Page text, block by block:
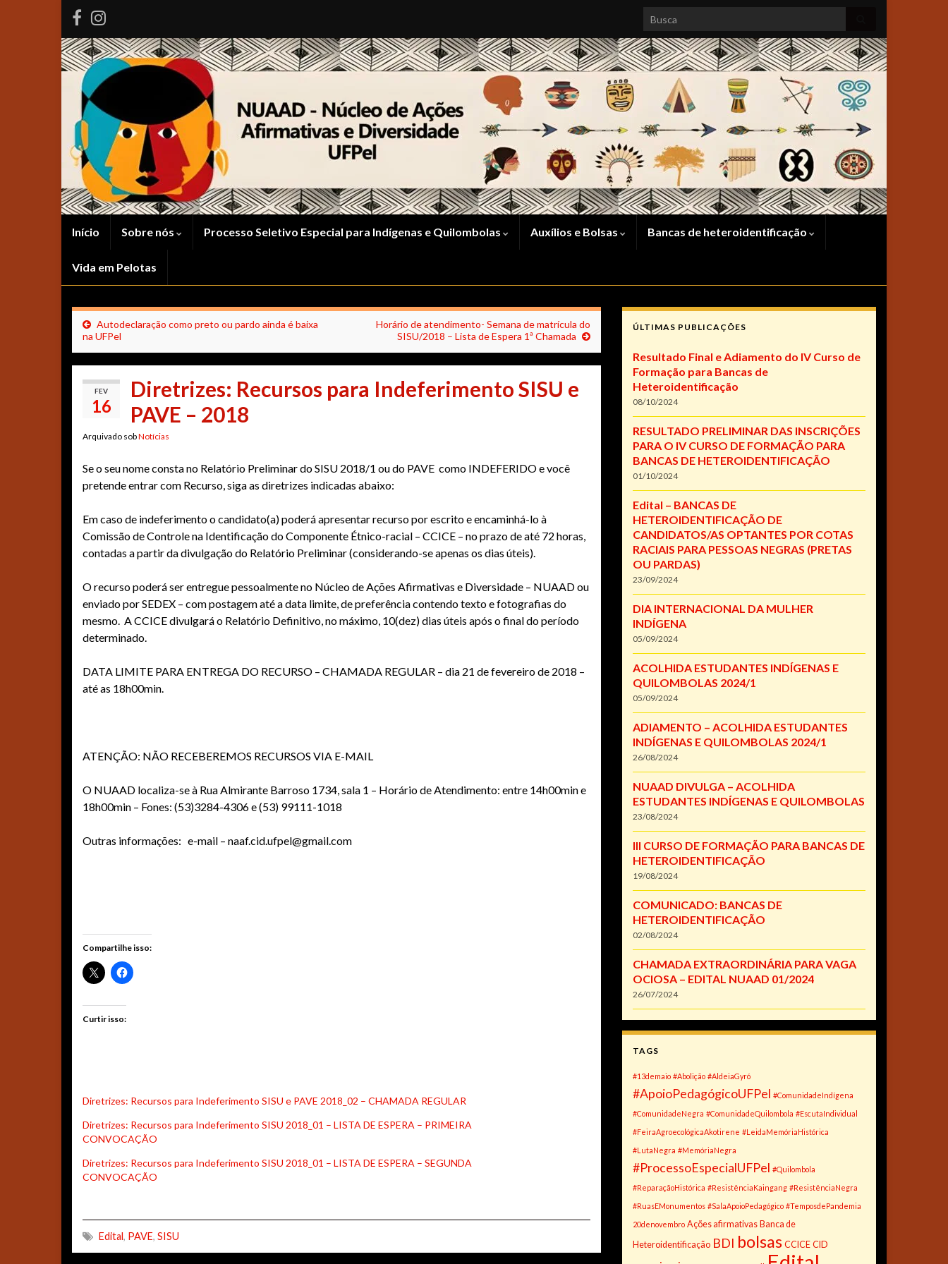
Search for:
Início Sobre nós Processo Seletivo Especial para Indígenas e Quilombolas Auxílios e Bolsas Bancas de heteroidentificação
Vida em Pelotas
Autodeclaração como preto ou pardo ainda é baixa
na UFPel
Horário de atendimento- Semana de matrícula do
SISU/2018 – Lista de Espera 1ª Chamada
FEV
16
Diretrizes: Recursos para Indeferimento SISU e
PAVE – 2018
Arquivado sobNotícias
Se o seu nome consta no Relatório Preliminar do SISU 2018/1 ou do PAVE como INDEFERIDO e você
pretende entrar com Recurso, siga as diretrizes indicadas abaixo:
Em caso de indeferimento o candidato(a) poderá apresentar recurso por escrito e encaminhá-lo à
Comissão de Controle na Identificação do Componente Étnico-racial – CCICE – no prazo de até 72 horas,
contadas a partir da divulgação do Relatório Preliminar (considerando-se apenas os dias úteis).
O recurso poderá ser entregue pessoalmente no Núcleo de Ações Afirmativas e Diversidade – NUAAD ou
enviado por SEDEX – com postagem até a data limite, de preferência contendo texto e fotografias do
mesmo. ​A CCICE divulgará o Relatório Definitivo, no máximo, 10(dez) dias úteis após​ o final do período
determinado.
DATA LIMITE PARA ENTREGA DO RECURSO – CHAMADA REGULAR – dia 21 de fevereiro de 2018 –
até as 18h00min.
ATENÇÃO: NÃO RECEBEREMOS RECURSOS VIA E-MAIL
O NUAAD localiza-se à Rua Almirante Barroso 1734, sala 1 – Horário de Atendimento: entre 14h00min e
18h00min – Fones: (53)3284-4306 e (53) 99111-1018
Outras informações: e-mail – naaf.cid.ufpel@gmail.com
Compartilhe isso:
Curtir isso:
Diretrizes: Recursos para Indeferimento SISU e PAVE 2018_02 – CHAMADA REGULAR
Diretrizes: Recursos para Indeferimento SISU 2018_01 – LISTA DE ESPERA – PRIMEIRA
CONVOCAÇÃO
Diretrizes: Recursos para Indeferimento SISU 2018_01 – LISTA DE ESPERA – SEGUNDA
CONVOCAÇÃO
Edital, PAVE, SISU
ÚLTIMAS PUBLICAÇÕES
Resultado Final e Adiamento do IV Curso de
Formação para Bancas de
Heteroidentificação
08/10/2024
RESULTADO PRELIMINAR DAS INSCRIÇÕES
PARA O IV CURSO DE FORMAÇÃO PARA
BANCAS DE HETEROIDENTIFICAÇÃO
01/10/2024
Edital – BANCAS DE
HETEROIDENTIFICAÇÃO DE
CANDIDATOS/AS OPTANTES POR COTAS
RACIAIS PARA PESSOAS NEGRAS (PRETAS
OU PARDAS)
23/09/2024
DIA INTERNACIONAL DA MULHER
INDÍGENA
05/09/2024
ACOLHIDA ESTUDANTES INDÍGENAS E
QUILOMBOLAS 2024/1
05/09/2024
ADIAMENTO – ACOLHIDA ESTUDANTES
INDÍGENAS E QUILOMBOLAS 2024/1
26/08/2024
NUAAD DIVULGA – ACOLHIDA
ESTUDANTES INDÍGENAS E QUILOMBOLAS
23/08/2024
III CURSO DE FORMAÇÃO PARA BANCAS DE
HETEROIDENTIFICAÇÃO
19/08/2024
COMUNICADO: BANCAS DE
HETEROIDENTIFICAÇÃO
02/08/2024
CHAMADA EXTRAORDINÁRIA PARA VAGA
OCIOSA – EDITAL NUAAD 01/2024
26/07/2024
TAGS
#13demaio #Abolição #AldeiaGyró
#ApoioPedagógicoUFPel #ComunidadeIndígena
#ComunidadeNegra #ComunidadeQuilombola #EscutaIndividual
#FeiraAgroecológicaAkotirene #LeidaMemóriaHistórica
#LutaNegra #MemóriaNegra
#ProcessoEspecialUFPel #Quilombola
#ReparaçãoHistórica #ResistênciaKaingang #ResistênciaNegra
#RuasEMonumentos #SalaApoioPedagógico #TemposdePandemia
20denovembro Ações afirmativas Banca de
Heteroidentificação BDI bolsas CCICE CID